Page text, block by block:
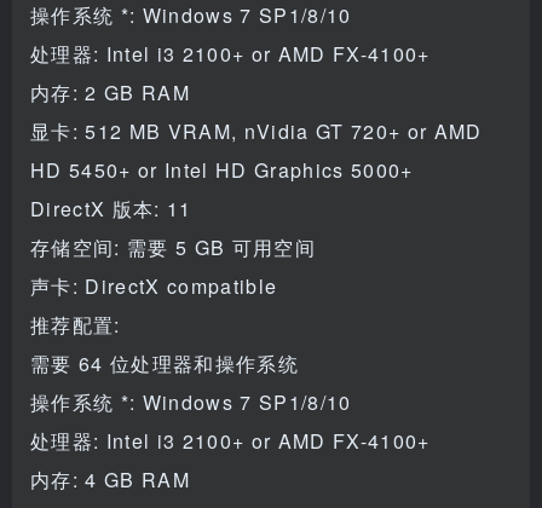
操作系统 *: Windows 7 SP1/8/10
处理器: Intel i3 2100+ or AMD FX-4100+
内存: 2 GB RAM
显卡: 512 MB VRAM, nVidia GT 720+ or AMD
HD 5450+ or Intel HD Graphics 5000+
DirectX 版本: 11
存储空间: 需要 5 GB 可用空间
声卡: DirectX compatible
推荐配置:
需要 64 位处理器和操作系统
操作系统 *: Windows 7 SP1/8/10
处理器: Intel i3 2100+ or AMD FX-4100+
内存: 4 GB RAM